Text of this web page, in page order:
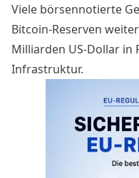
Viele börsennotierte
Bitcoin-Reserven
Milliarden US-Dollar in
Infrastruktur.